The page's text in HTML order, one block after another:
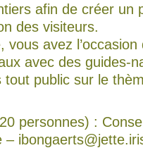
afin de créer un
des visiteurs.
vous avez
avec des guides-
tout public sur le
personnes) :
–